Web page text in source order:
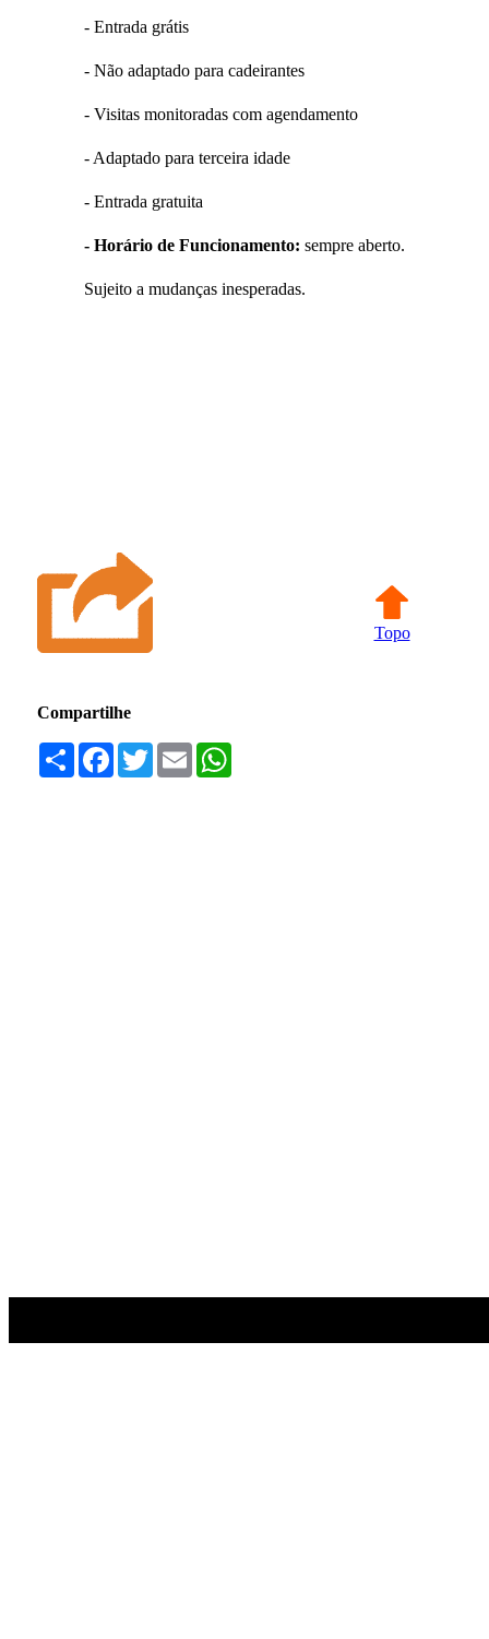
- Entrada grátis
- Não adaptado para cadeirantes
- Visitas monitoradas com agendamento
- Adaptado para terceira idade
- Entrada gratuita
- Horário de Funcionamento: sempre aberto.
Sujeito a mudanças inesperadas.
Topo
Compartilhe
Compartilhar
Facebook
TwitterEmail